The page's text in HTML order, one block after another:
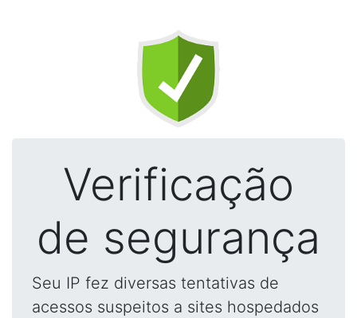
Verificação
de segurança
Seu IP fez diversas tentativas de
acessos suspeitos a sites hospedados